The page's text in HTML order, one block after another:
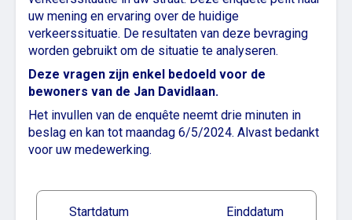
uw mening en ervaring over de huidige
verkeerssituatie. De resultaten van deze bevraging
worden gebruikt om de situatie te analyseren.
Deze vragen zijn enkel bedoeld voor de
bewoners van de Jan Davidlaan.
Het invullen van de enquête neemt drie minuten in
beslag en kan tot maandag 6/5/2024. Alvast bedankt
voor uw medewerking.
Startdatum
Einddatum